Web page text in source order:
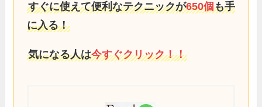
すぐに使えて便利なテクニックが650個も手
に入る！
気になる人は今すぐクリック！！